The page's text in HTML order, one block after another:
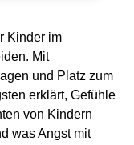
Kinder im
Mit
und Platz zum
erklärt, Gefühle
von Kindern
was Angst mit